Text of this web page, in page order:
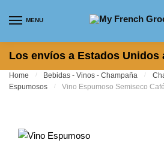
MENU
Los envíos a Estados Unidos
Home / Bebidas - Vinos - Champaña /
Espumosos / Vino Espumoso Semiseco